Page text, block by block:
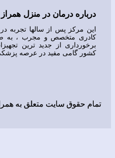
درباره درمان در منزل همراز
این مرکز پس از سالها تجربه
کادری متخصص و مجرب ، به
برخورداری از جدید ترین
کشور گامی مفید در عرصه
تمام حقوق سایت متعلق به همراز 724